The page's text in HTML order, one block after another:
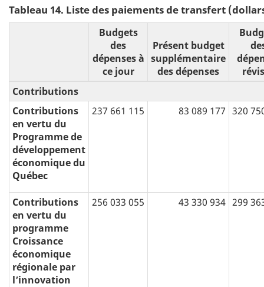
Tableau 14. Liste des paiements de transfert
Budgets
des
dépenses à
ce jour
Présent budget
supplémentaire
des dépenses
Contributions
Contributions
en vertu du
Programme de
développement
économique du
Québec
237 661 115 83 089 177 320
Contributions
en vertu du
programme
Croissance
économique
régionale par
l’innovation
256 033 055 43 330 934 299